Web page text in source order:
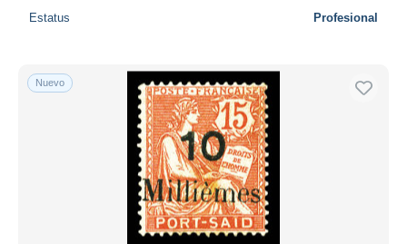
Estatus Profesional
Nuevo